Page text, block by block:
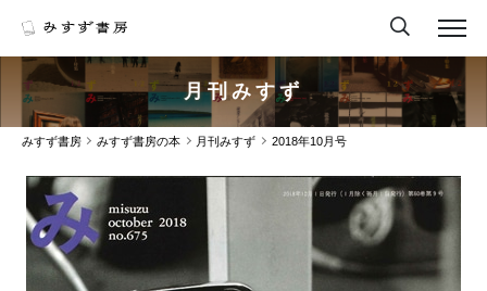
月刊みすず
みすず書房 みすず書房の本 月刊みすず 2018年10月号